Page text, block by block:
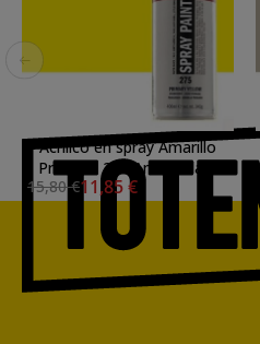
Acrílico en spray Amarillo
Primario 275 Amsterdam
400 ml.
15,80 €11,85 €